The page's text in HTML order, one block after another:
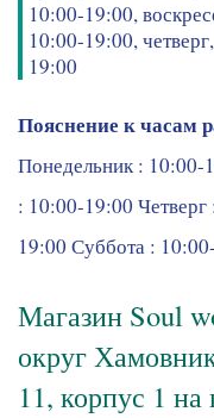
10:00-19:00,
10:00-19:00,
19:00
Пояснение к часам
Понедельник :
: 10:00-19:00
19:00 Суббота :
Магазин Soul
округ
11, корпус 1